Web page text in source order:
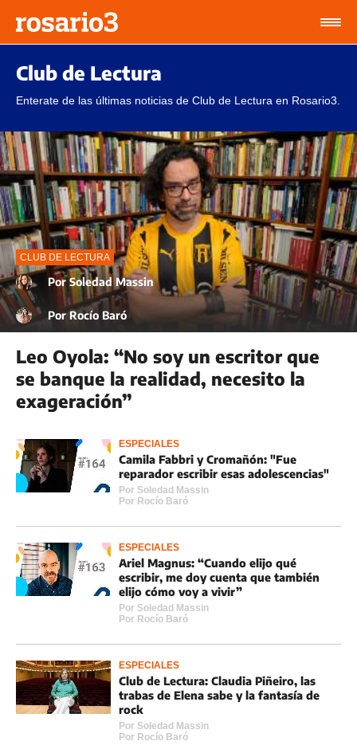
Club de Lectura
Enterate de las últimas noticias de Club de Lectura en Rosario3.
CLUB DE LECTURA
PorSoledad Massin
PorRocí­o Baró
Leo Oyola: “No soy un escritor que
se banque la realidad, necesito la
exageración”
ESPECIALES
Camila Fabbri y Cromañón: "Fue
reparador escribir esas adolescencias"
Por Soledad Massin
Por Rocí­o Baró
ESPECIALES
Ariel Magnus: “Cuando elijo qué
escribir, me doy cuenta que también
elijo cómo voy a vivir”
Por Soledad Massin
Por Rocí­o Baró
ESPECIALES
Club de Lectura: Claudia Piñeiro, las
trabas de Elena sabe y la fantasía de
rock
Por Soledad Massin
Por Rocí­o Baró